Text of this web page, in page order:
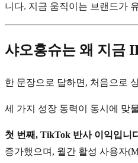
니다. 지금 움직이는 브랜드가
샤오홍슈는 왜 지금
한 문장으로 답하면, 처음으로
세 가지 성장 동력이 동시에 맞
첫 번째, TikTok 반사 이익입니
증가했으며, 월간 활성 사용자